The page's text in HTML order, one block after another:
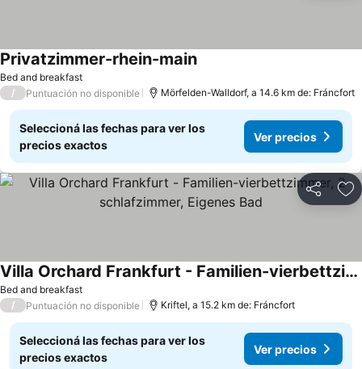
Bed and breakfast
Privatzimmer-rhein-mainVer precios
/ Puntuación no disponible Mörfelden-Walldorf, a 14.6 km de: Fráncfort
Seleccioná las fechas para ver los
precios exactos
Ver precios
Compartir
Bed and breakfast
Villa Orchard Frankfurt - Familien-vierbettzimmer, 2 schlafzimmer, Eigenes Bad
Ver precios
/ Puntuación no disponible Kriftel, a 15.2 km de: Fráncfort
Seleccioná las fechas para ver los
precios exactos
Ver precios